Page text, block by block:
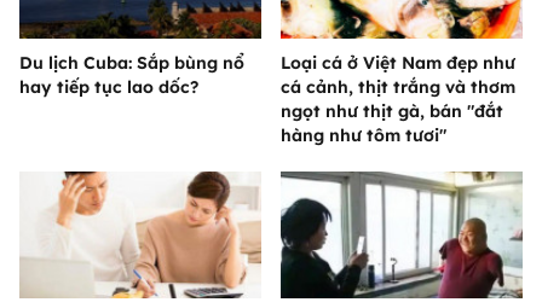
Du lịch Cuba: Sắp bùng nổ
hay tiếp tục lao dốc?
Loại cá ở Việt Nam đẹp như
cá cảnh, thịt trắng và thơm
ngọt như thịt gà, bán "đắt
hàng như tôm tươi"